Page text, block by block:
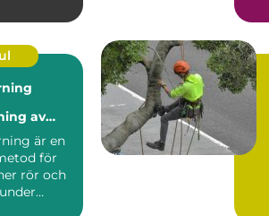
av
är en
för
rör och